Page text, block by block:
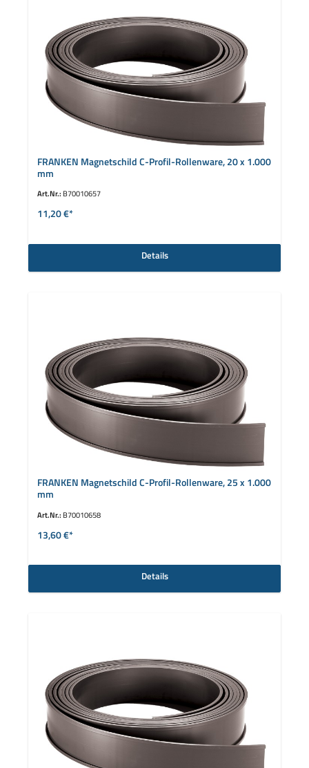
FRANKEN Magnetschild C-Profil-Rollenware, 20 x 1.000
mm
Art.Nr.: B70010657
11,20 €*
Details
FRANKEN Magnetschild C-Profil-Rollenware, 25 x 1.000
mm
Art.Nr.: B70010658
13,60 €*
Details